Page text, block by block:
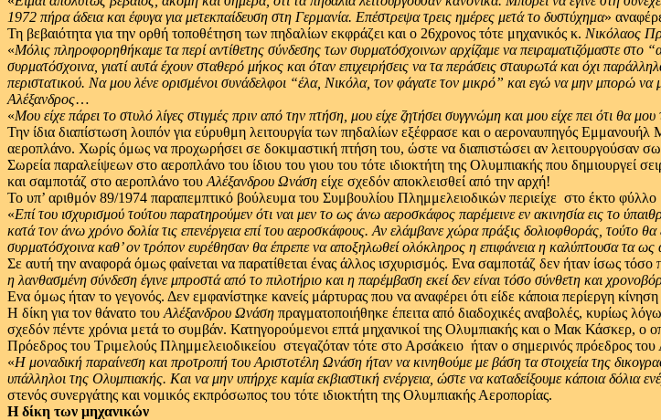
1972 πήρα άδεια και έφυγα για μετεκπαίδευση στη Γερμανία. Επέστρεψα τρεις ημέρες μετά το δυστύχημα»
Τη βεβαιότητα για την ορθή τοποθέτηση των πηδαλίων εκφράζει και ο 26χρονος τότε μηχανικός κ. Νικόλαος
«Μόλις πληροφορηθήκαμε τα περί αντίθετης σύνδεσης των συρματόσχοινων αρχίζαμε να πειραματιζόμαστε στο
συρματόσχοινα, γιατί αυτά έχουν σταθερό μήκος και όταν επιχειρήσεις να τα περάσεις σταυρωτά και όχι
περιστατικού. Να μου λένε ορισμένοι συνάδελφοι “έλα, Νικόλα, τον φάγατε τον μικρό” και εγώ να μην μπορώ να
Αλέξανδρος…
«Μου είχε πάρει το στυλό λίγες στιγμές πριν από την πτήση, μου είχε ζητήσει συγγνώμη και μου είχε πει ότι θα
Την ίδια διαπίστωση λοιπόν για εύρυθμη λειτουργία των πηδαλίων εξέφρασε και ο αεροναυπηγός
αεροπλάνο. Χωρίς όμως να προχωρήσει σε δοκιμαστική πτήση του, ώστε να διαπιστώσει αν λειτουργούσαν
Σωρεία παραλείψεων στο αεροπλάνο του ίδιου του γιου του τότε ιδιοκτήτη της Ολυμπιακής που
και σαμποτάζ στο αεροπλάνο του Αλέξανδρου Ωνάση είχε σχεδόν αποκλεισθεί από την αρχή!
Το υπ’ αριθμόν 89/1974 παραπεμπτικό βούλευμα του Συμβουλίου Πλημμελειοδικών περιείχε ­ στο έκτο φύλλο
«Επί του ισχυρισμού τούτου παρατηρούμεν ότι ναι μεν το ως άνω αεροσκάφος παρέμεινε εν ακινησία εις το
κατά τον άνω χρόνο δολία τις επενέργεια επί του αεροσκάφους. Αν ελάμβανε χώρα πράξις δολιοφθοράς, τούτο θα
συρματόσχοινα καθ’ ον τρόπον ευρέθησαν θα έπρεπε να αποξηλωθεί ολόκληρος η επιφάνεια η καλύπτουσα τα ως
Σε αυτή την αναφορά όμως φαίνεται να παρατίθεται ένας άλλος ισχυρισμός. Ενα σαμποτάζ δεν ήταν ίσως
η λανθασμένη σύνδεση έγινε μπροστά από το πιλοτήριο και η παρέμβαση εκεί δεν είναι τόσο σύνθετη και
Ενα όμως ήταν το γεγονός. Δεν εμφανίστηκε κανείς μάρτυρας που να αναφέρει ότι είδε κάποια περίεργη
Η δίκη για τον θάνατο του Αλέξανδρου Ωνάση πραγματοποιήθηκε έπειτα από διαδοχικές αναβολές, κυρίως
σχεδόν πέντε χρόνια μετά το συμβάν. Κατηγορούμενοι επτά μηχανικοί της Ολυμπιακής και ο Μακ Κάσκερ, ο
Πρόεδρος του Τριμελούς Πλημμελειοδικείου ­ στεγαζόταν τότε στο Αρσάκειο ­ ήταν ο σημερινός πρόεδρος
«Η μοναδική παραίνεση και προτροπή του Αριστοτέλη Ωνάση ήταν να κινηθούμε με βάση τα στοιχεία της
υπάλληλοι της Ολυμπιακής. Και να μην υπήρχε καμία εκβιαστική ενέργεια, ώστε να καταδείξουμε κάποια δόλια
στενός συνεργάτης και νομικός εκπρόσωπος του τότε ιδιοκτήτη της Ολυμπιακής Αεροπορίας.
Η δίκη των μηχανικών